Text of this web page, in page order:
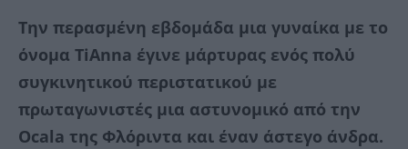
Την περασμένη εβδομάδα μια γυναίκα με το
όνομα TiAnna έγινε μάρτυρας ενός πολύ
συγκινητικού περιστατικού με
πρωταγωνιστές μια αστυνομικό από την
Ocala της Φλόριντα και έναν άστεγο άνδρα.